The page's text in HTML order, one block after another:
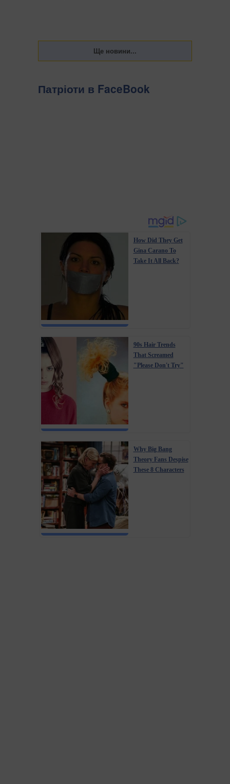
Патріоти в FaceBook
How Did They Get
Gina Carano To
Take It All Back?
90s Hair Trends
That Screamed
"Please Don't Try"
Why Big Bang
Theory Fans Despise
These 8 Characters